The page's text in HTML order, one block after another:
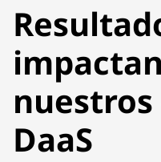
DaaS